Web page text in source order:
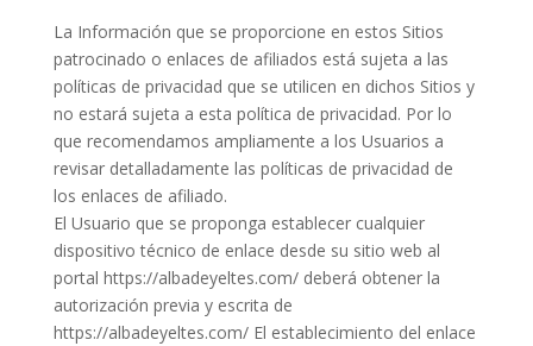
La Información que se proporcione en estos Sitios
patrocinado o enlaces de afiliados está sujeta a las
políticas de privacidad que se utilicen en dichos Sitios y
no estará sujeta a esta política de privacidad. Por lo
que recomendamos ampliamente a los Usuarios a
revisar detalladamente las políticas de privacidad de
los enlaces de afiliado.
El Usuario que se proponga establecer cualquier
dispositivo técnico de enlace desde su sitio web al
portal https://albadeyeltes.com/ deberá obtener la
autorización previa y escrita de
https://albadeyeltes.com/ El establecimiento del enlace